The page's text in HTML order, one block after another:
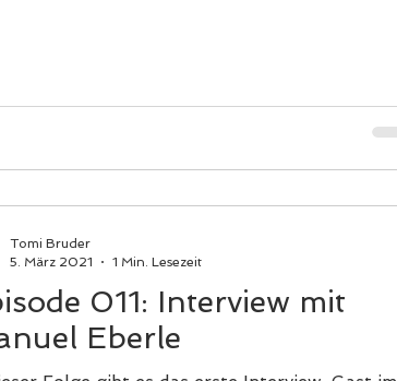
011: Interview mit
Eberle
Tomi Bruder
5. März 2021
1 Min. Lesezeit